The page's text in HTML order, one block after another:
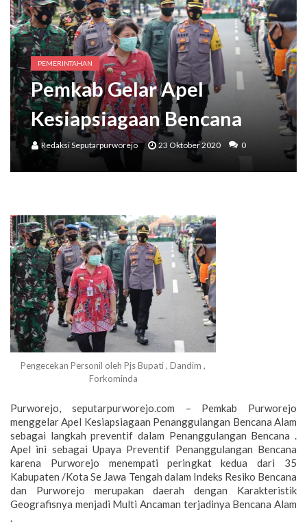
Wakil Bupati Meresmikan Kampung Aren Desa Keduren,
Bupati Purworejo Mengajak Masyarakat Wujudkan Lingkungan Ramah Anak Sejak
PEMERINTAHAN
Pemkab Gelar Apel
Kesiapsiagaan Bencana
Redaksi Seputarpurworejo 23 Oktober 2020 0
Pengecekan Personil oleh Pjs Bupati , Dandim ,
Forkominda
Purworejo, seputarpurworejo.com – Pemkab Purworejo
menggelar Apel Kesiapsiagaan Penanggulangan Bencana Alam
sebagai langkah preventif dalam Penanggulangan Bencana .
Apel ini sebagai Upaya Preventif Penanggulangan Bencana
karena Purworejo menempati peringkat kedua dari 35
Kabupaten /Kota Se Jawa Tengah dalam Indeks Resiko Bencana
dan Purworejo merupakan daerah dengan Karakteristik
Geografisnya menjadi Multi Ancaman terjadinya Bencana Alam